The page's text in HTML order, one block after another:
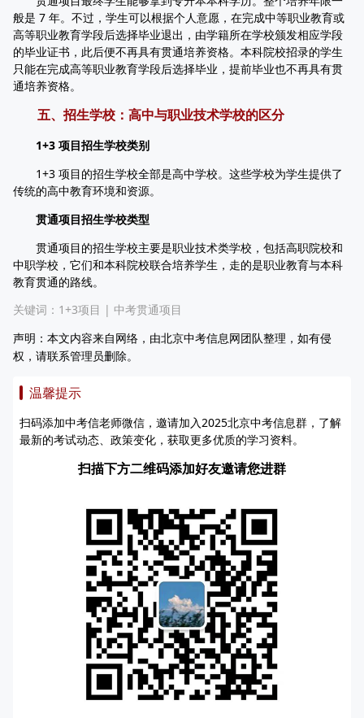
般是 7 年。不过，学生可以根据个人意愿，在完成中等职业教育或
高等职业教育学段后选择毕业退出，由学籍所在学校颁发相应学段
的毕业证书，此后便不再具有贯通培养资格。本科院校招录的学生
只能在完成高等职业教育学段后选择毕业，提前毕业也不再具有贯
通培养资格。
五、招生学校：高中与职业技术学校的区分
1+3 项目招生学校类别
1+3 项目的招生学校全部是高中学校。这些学校为学生提供了
传统的高中教育环境和资源。
贯通项目招生学校类型
贯通项目的招生学校主要是职业技术类学校，包括高职院校和
中职学校，它们和本科院校联合培养学生，走的是职业教育与本科
教育贯通的路线。
关键词： 1+3项目 | 中考贯通项目
声明：本文内容来自网络，由北京中考信息网团队整理，如有侵
权，请联系管理员删除。
温馨提示
扫码添加中考信老师微信，邀请加入2025北京中考信息群，了解
最新的考试动态、政策变化，获取更多优质的学习资料。
扫描下方二维码添加好友邀请您进群